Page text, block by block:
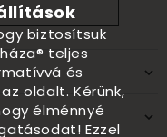
biztosítsuk
teljes
és
oldalt. Kérünk,
élménnyé
Ezzel